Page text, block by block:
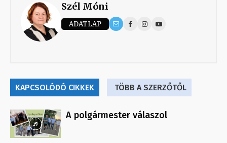
Szél Móni
ADATLAP
KAPCSOLÓDÓ CIKKEK TÖBB A SZERZŐTŐL
A polgármester válaszol